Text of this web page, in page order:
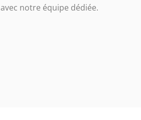
notre équipe dédiée.